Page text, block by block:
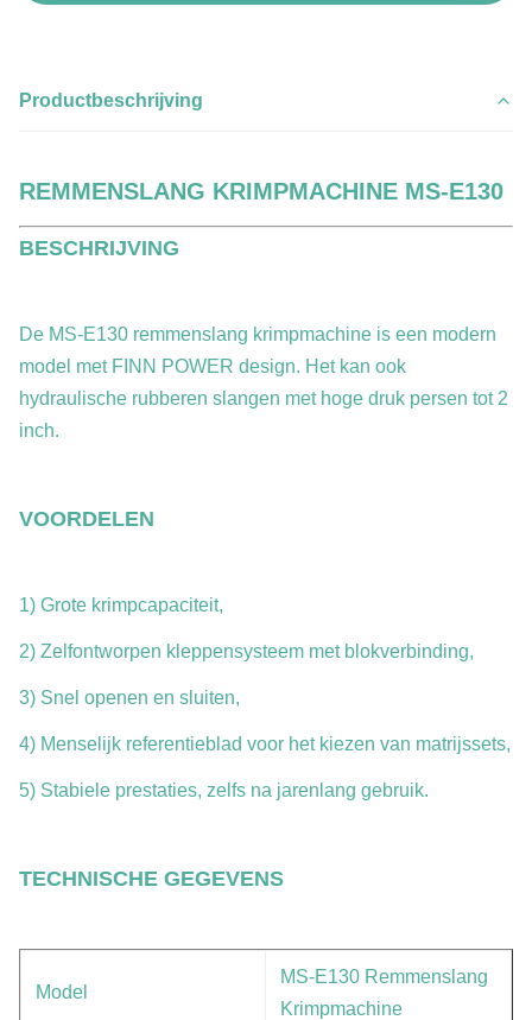
Productbeschrijving
REMMENSLANG KRIMPMACHINE MS-E130
BESCHRIJVING
De MS-E130 remmenslang krimpmachine is een modern
model met FINN POWER design. Het kan ook
hydraulische rubberen slangen met hoge druk persen tot 2
inch.
VOORDELEN
1) Grote krimpcapaciteit,
2) Zelfontworpen kleppensysteem met blokverbinding,
3) Snel openen en sluiten,
4) Menselijk referentieblad voor het kiezen van matrijssets,
5) Stabiele prestaties, zelfs na jarenlang gebruik.
TECHNISCHE GEGEVENS
Model
MS-E130 Remmenslang
Krimpmachine